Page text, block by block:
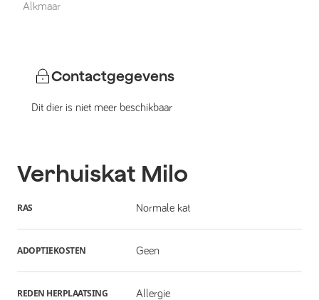
Alkmaar
Contactgegevens
Dit dier is niet meer beschikbaar
Verhuiskat Milo
RAS Normale kat
ADOPTIEKOSTEN Geen
REDEN HERPLAATSING Allergie